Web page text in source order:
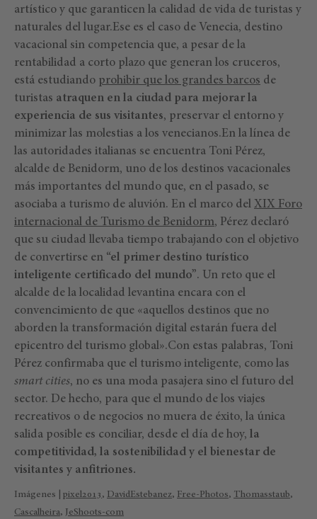
artístico y que garanticen la calidad de vida de turistas y
naturales del lugar.Ese es el caso de Venecia, destino
vacacional sin competencia que, a pesar de la
rentabilidad a corto plazo que generan los cruceros,
está estudiando prohibir que los grandes barcos de
turistas atraquen en la ciudad para mejorar la
experiencia de sus visitantes, preservar el entorno y
minimizar las molestias a los venecianos.En la línea de
las autoridades italianas se encuentra Toni Pérez,
alcalde de Benidorm, uno de los destinos vacacionales
más importantes del mundo que, en el pasado, se
asociaba a turismo de aluvión. En el marco del XIX Foro
internacional de Turismo de Benidorm, Pérez declaró
que su ciudad llevaba tiempo trabajando con el objetivo
de convertirse en “el primer destino turístico
inteligente certificado del mundo”. Un reto que el
alcalde de la localidad levantina encara con el
convencimiento de que «aquellos destinos que no
aborden la transformación digital estarán fuera del
epicentro del turismo global».Con estas palabras, Toni
Pérez confirmaba que el turismo inteligente, como las
smart cities, no es una moda pasajera sino el futuro del
sector. De hecho, para que el mundo de los viajes
recreativos o de negocios no muera de éxito, la única
salida posible es conciliar, desde el día de hoy, la
competitividad, la sostenibilidad y el bienestar de
visitantes y anfitriones.
Imágenes | pixel2013 , DavidEstebanez, Free-Photos, Thomasstaub,
Cascalheira, JeShoots-com